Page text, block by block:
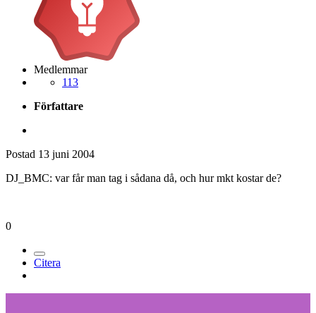
Medlemmar
113
Författare
Postad 13 juni 2004
DJ_BMC: var får man tag i sådana då, och hur mkt kostar de?
0
Citera